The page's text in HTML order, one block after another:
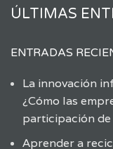
ÚLTIMAS
ENTRADAS
La innovación
¿Cómo las
participación de
Aprender a